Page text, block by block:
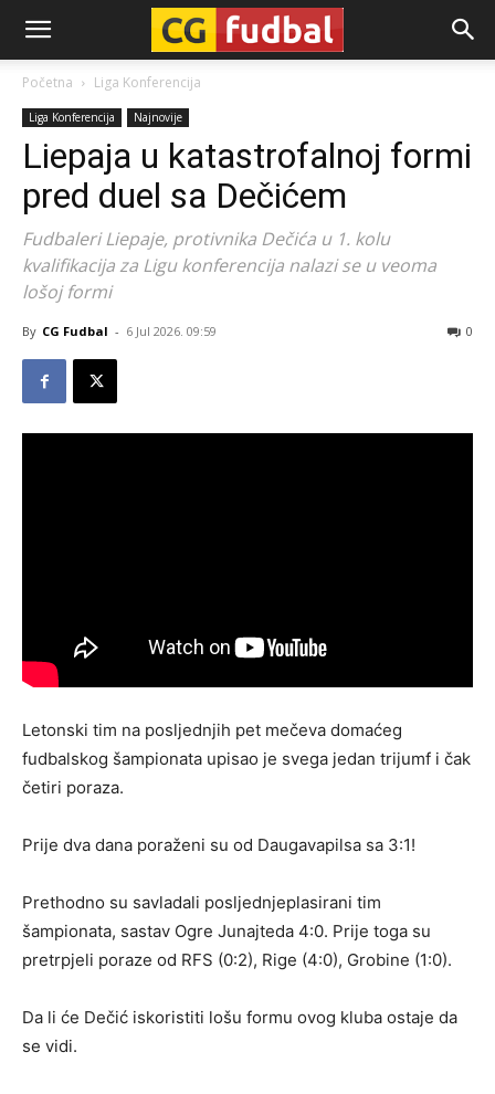
CG-
Fudbal
Početna Liga Konferencija
Liga Konferencija Najnovije
Liepaja u katastrofalnoj formi
pred duel sa Dečićem
Fudbaleri Liepaje, protivnika Dečića u 1. kolu
kvalifikacija za Ligu konferencija nalazi se u veoma
lošoj formi
By CG Fudbal - 6 Jul 2026. 09:59 0
Letonski tim na posljednjih pet mečeva domaćeg
fudbalskog šampionata upisao je svega jedan trijumf i čak
četiri poraza.
Prije dva dana poraženi su od Daugavapilsa sa 3:1!
Prethodno su savladali posljednjeplasirani tim
šampionata, sastav Ogre Junajteda 4:0. Prije toga su
pretrpjeli poraze od RFS (0:2), Rige (4:0), Grobine (1:0).
Da li će Dečić iskoristiti lošu formu ovog kluba ostaje da
se vidi.